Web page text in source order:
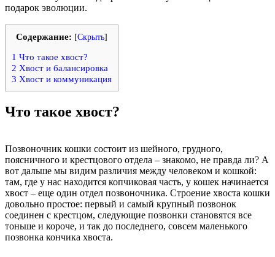
подарок эволюции.
Содержание: [Скрыть]
1 Что такое хвост?
2 Хвост и балансировка
3 Хвост и коммуникация
Что такое хвост?
Позвоночник кошки состоит из шейного, грудного,
поясничного и крестцового отдела – знакомо, не правда ли? А
вот дальше мы видим различия между человеком и кошкой:
там, где у нас находится копчиковая часть, у кошек начинается
хвост – еще один отдел позвоночника. Строение хвоста кошки
довольно простое: первый и самый крупный позвонок
соединен с крестцом, следующие позвонки становятся все
тоньше и короче, и так до последнего, совсем маленького
позвонка кончика хвоста.